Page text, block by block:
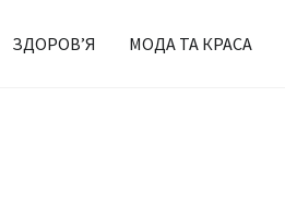
ЗДОРОВ’Я МОДА ТА КРАСА